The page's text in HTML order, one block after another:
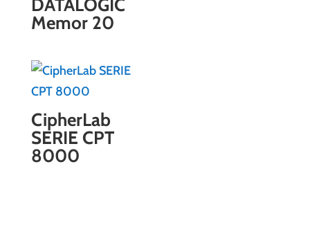
DATALOGIC
Memor 20
CipherLab
SERIE CPT
8000